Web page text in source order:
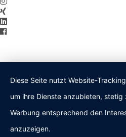
Diese Seite nutzt Website-
um ihre Dienste anzubieten, stetig
Werbung entsprechend den
anzuzeigen.